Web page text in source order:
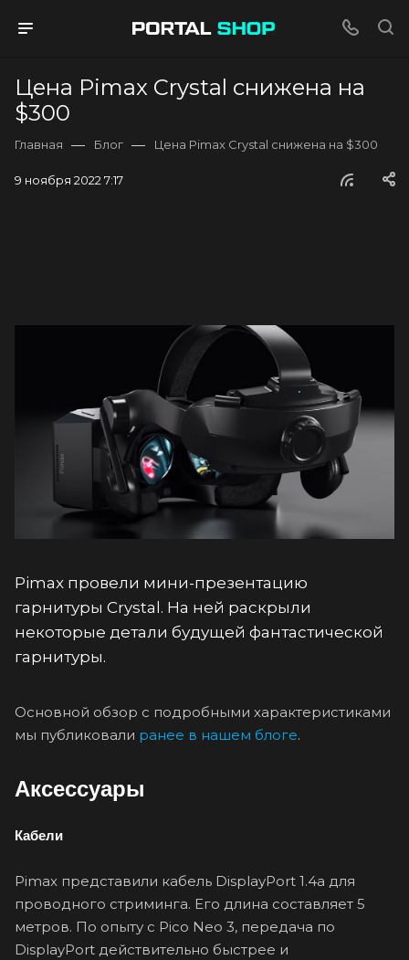
Цена Pimax Crystal снижена на
$300
Главная — Блог — Цена Pimax Crystal снижена на $300
9 ноября 2022 7:17
Pimax провели мини-презентацию
гарнитуры Crystal. На ней раскрыли
некоторые детали будущей фантастической
гарнитуры.
Основной обзор с подробными характеристиками
мы публиковали ранее в нашем блоге.
Аксессуары
Кабели
Pimax представили кабель DisplayPort 1.4a для
проводного стриминга. Его длина составляет 5
метров. По опыту с Pico Neo 3, передача по
DisplayPort действительно быстрее и